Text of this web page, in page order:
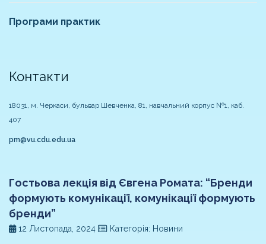
Програми практик
Контакти
18031, м. Черкаси, бульвар Шевченка, 81, навчальний корпус №1, каб.
407
pm@vu.cdu.edu.ua
Гостьова лекція від Євгена Ромата: “Бренди
формують комунікації, комунікації формують
бренди”
12 Листопада, 2024 Категорія: Новини